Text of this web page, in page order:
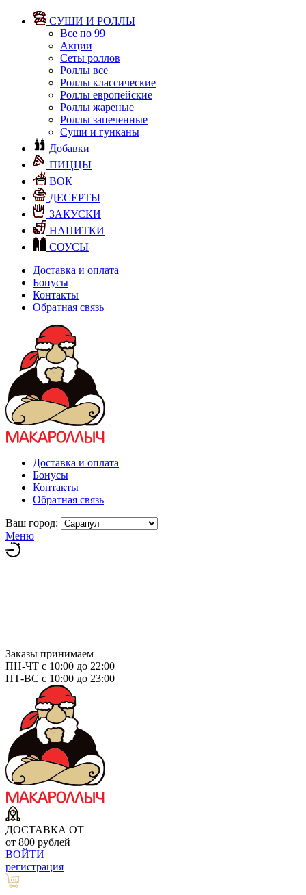
СУШИ И РОЛЛЫ
Все по 99
Акции
Сеты роллов
Роллы все
Роллы классические
Роллы европейские
Роллы жареные
Роллы запеченные
Суши и гунканы
Добавки
ПИЦЦЫ
ВОК
ДЕСЕРТЫ
ЗАКУСКИ
НАПИТКИ
СОУСЫ
Доставка и оплата
Бонусы
Контакты
Обратная связь
Доставка и оплата
Бонусы
Контакты
Обратная связь
Ваш город:
Меню
Заказы принимаем
ПН-ЧТ с 10:00 до 22:00
ПТ-ВС с 10:00 до 23:00
ДОСТАВКА ОТ
от 800 рублей
ВОЙТИ
регистрация